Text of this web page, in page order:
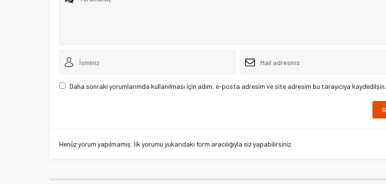
Daha sonraki yorumlarımda kullanılması için adım, e-posta adresim ve site adresim bu tarayıcıya kaydedilsin.
Henüz yorum yapılmamış. İlk yorumu yukarıdaki form aracılığıyla siz yapabilirsiniz.